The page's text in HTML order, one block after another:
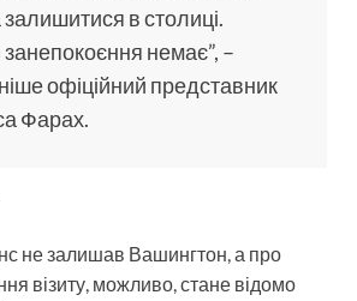
в столиці.
немає”, –
офіційний представник
Фарах.
не залишав Вашингтон, а про
візиту, можливо, стане відомо